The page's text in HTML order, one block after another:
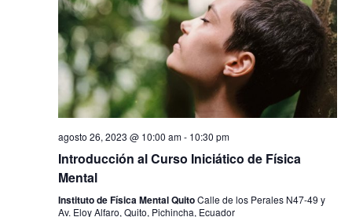
agosto 26, 2023 @ 10:00 am- 10:30 pm
Introducción al Curso Iniciático de Física
Mental
Instituto de Física Mental QuitoCalle de los Perales N47-49 y
Av. Eloy Alfaro, Quito, Pichincha, Ecuador